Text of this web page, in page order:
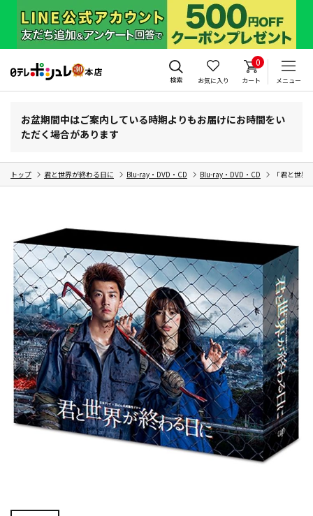
検索 お気に入り
0
カート メニュー
お盆期間中はご案内している時期よりもお届けにお時間をい
ただく場合があります
トップ 君と世界が終わる日に Blu-ray・DVD・CD Blu-ray・DVD・CD 「君と世